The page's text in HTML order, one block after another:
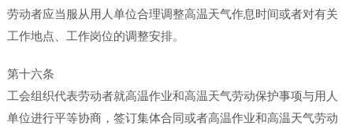
劳动者应当服从用人单位合理调整高温天气作息时间或者对有关
工作地点、工作岗位的调整安排。
第十六条
工会组织代表劳动者就高温作业和高温天气劳动保护事项与用人
单位进行平等协商，签订集体合同或者高温作业和高温天气劳动